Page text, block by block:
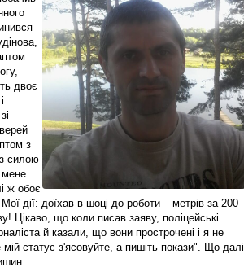
двоє
з
силою
мене
ж обоє
дії: доїхав в шоці до роботи – метрів за 200
Цікаво, що коли писав заяву, поліцейські
й казали, що вони прострочені і я не
статус з'ясовуйте, а пишіть покази". Що далі